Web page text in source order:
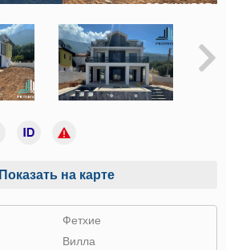
Показать на карте
Фетхие
Вилла